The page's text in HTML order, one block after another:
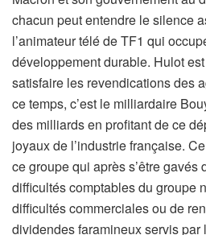
chacun peut entendre le silence
l’animateur télé de TF1 qui
développement durable. Hulot
satisfaire les revendications des
ce temps, c’est le milliardaire
des milliards en profitant de ce
joyaux de l’industrie française.
ce groupe qui après s’être gavés
difficultés comptables du groupe
difficultés commerciales ou de
dividendes faramineux servis par